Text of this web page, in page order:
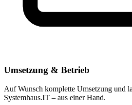
Umsetzung & Betrieb
Auf Wunsch komplette Umsetzung und
Systemhaus.IT – aus einer Hand.